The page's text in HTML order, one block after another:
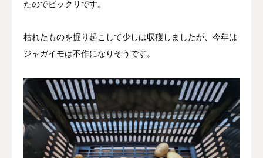
たのでビックリです。
枯れたものを掘り起こして少しは収穫しましたが、今年は
ジャガイモは不作になりそうです。